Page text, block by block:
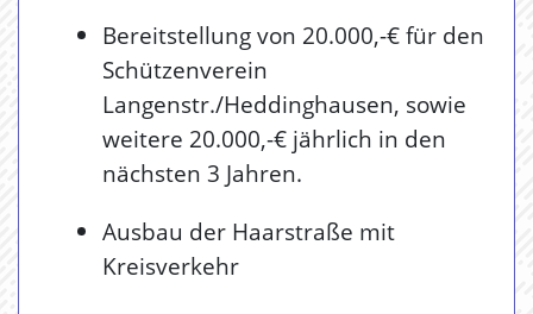
Bereitstellung von 20.000,-€ für den
Schützenverein
Langenstr./Heddinghausen, sowie
weitere 20.000,-€ jährlich in den
nächsten 3 Jahren.
Ausbau der Haarstraße mit
Kreisverkehr